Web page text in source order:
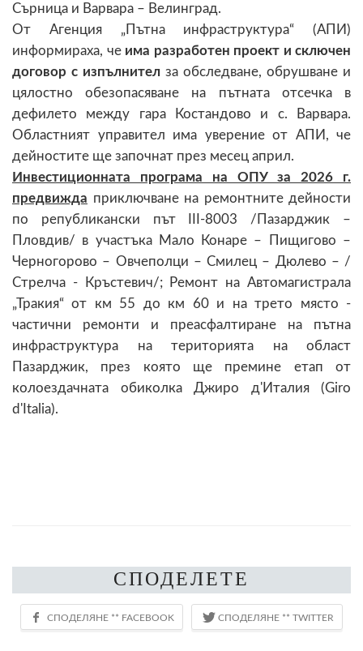
Сърница и Варвара – Велинград.
От Агенция „Пътна инфраструктура“ (АПИ)
информираха, чеима разработен проект и сключен
договор с изпълнител за обследване, обрушване и
цялостно обезопасяване на пътната отсечка в
дефилето между гара Костандово и с. Варвара.
Областният управител има уверение от АПИ, че
дейностите ще започнат през месец април.
Инвестиционната програма на ОПУ за 2026 г.
предвижда приключване на ремонтните дейности
по републикански път III-8003 /Пазарджик –
Пловдив/ в участъка Мало Конаре – Пищигово –
Черногорово – Овчеполци – Смилец – Дюлево – /
Стрелча - Кръстевич/; Ремонт на Автомагистрала
„Тракия“ от км 55 до км 60 и на трето място -
частични ремонти и преасфалтиране на пътна
инфраструктура на територията на област
Пазарджик, през която ще премине етап от
колоездачната обиколка Джиро д'Италия (Giro
d'Italia).
СПОДЕЛЕТЕ